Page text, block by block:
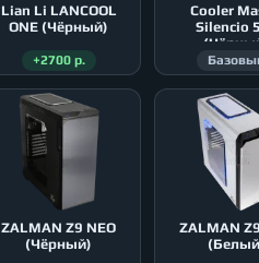
Lian Li LANCOOL
ONE (Чёрный)
+2700 р.
Cooler
Silencio
ZALMAN Z9 NEO
(Чёрный)
ZALMAN